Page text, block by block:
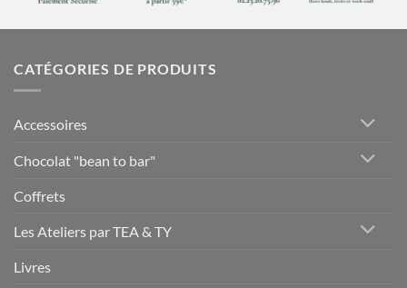
CATÉGORIES DE PRODUITS
Accessoires
Chocolat "bean to bar"
Coffrets
Les Ateliers par TEA & TY
Livres